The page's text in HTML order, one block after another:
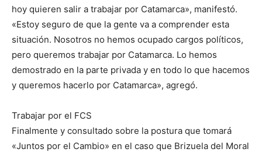
hoy quieren salir a trabajar por Catamarca», manifestó.
«Estoy seguro de que la gente va a comprender esta
situación. Nosotros no hemos ocupado cargos políticos,
pero queremos trabajar por Catamarca. Lo hemos
demostrado en la parte privada y en todo lo que hacemos
y queremos hacerlo por Catamarca», agregó.
Trabajar por el FCS
Finalmente y consultado sobre la postura que tomará
«Juntos por el Cambio» en el caso que Brizuela del Moral